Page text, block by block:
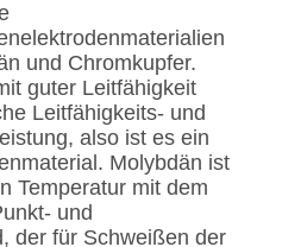
und Chromkupfer.
guter Leitfähigkeit
Leitfähigkeits- und
also ist es ein
Molybdän ist
Temperatur mit dem
und
der für Schweißen der